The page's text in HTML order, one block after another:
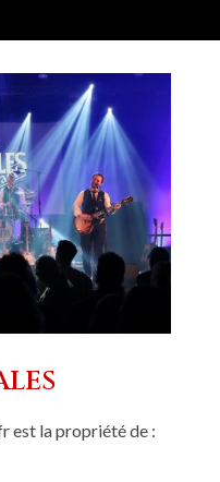
est la propriété de :